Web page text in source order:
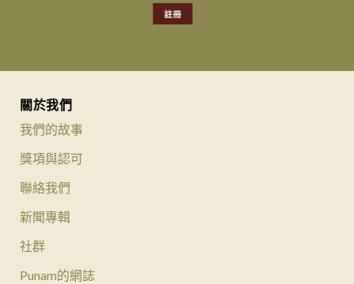
關於我們
我們的故事
獎項與認可
聯絡我們
新聞專輯
社群
Punam的網誌